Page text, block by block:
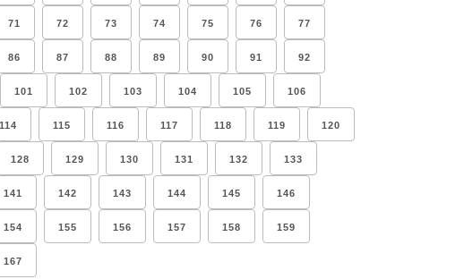
71 72 73 74 75 76 77
86 87 88 89 90 91 92
101 102 103 104 105 106
114 115 116 117 118 119 120
128 129 130 131 132 133
141 142 143 144 145 146
154 155 156 157 158 159
167